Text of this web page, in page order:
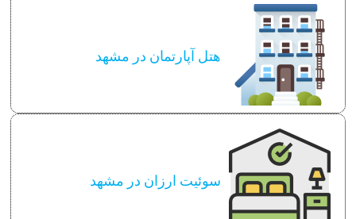
هتل آپارتمان در مشهد
سوئیت ارزان در مشهد